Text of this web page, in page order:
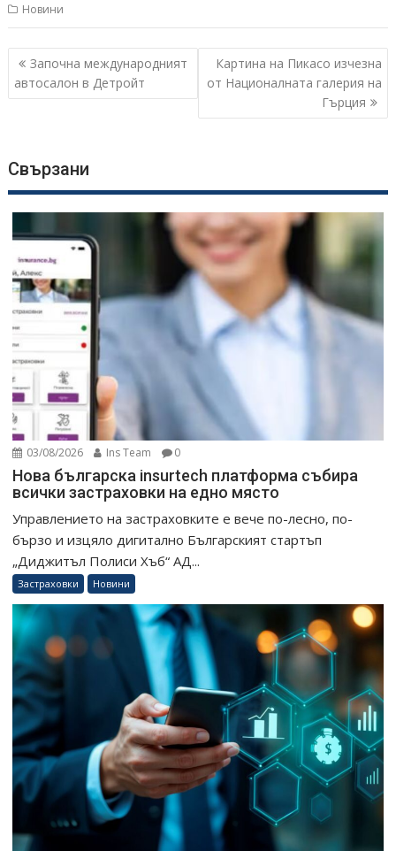
Новини
Навигация
Започна международният
автосалон в Детройт
Картина на Пикасо изчезна
от Националната галерия на
Гърция
Свързани
03/08/2026 Ins Team 0
Нова българска insurtech платформа събира
всички застраховки на едно място
Управлението на застраховките е вече по-лесно, по-
бързо и изцяло дигитално Българският стартъп
„Диджитъл Полиси Хъб“ АД...
Застраховки Новини